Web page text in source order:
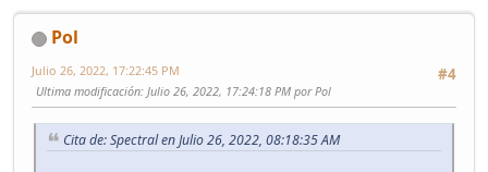
Pol
#4
Julio 26, 2022, 17:22:45 PM
Ultima modificación: Julio 26, 2022, 17:24:18 PM por Pol
Cita de: Spectral en Julio 26, 2022, 08:18:35 AM